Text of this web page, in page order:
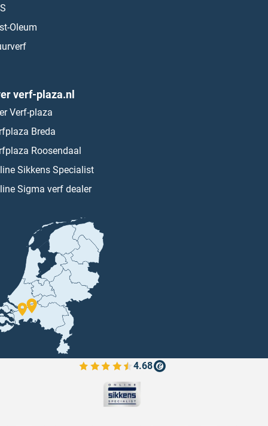
Oleum
verf-plaza.nl
Verf-plaza
Breda
Roosendaal
Sikkens Specialist
Sigma verf dealer
4.68
Bekijk de verfplaza beoordelingen